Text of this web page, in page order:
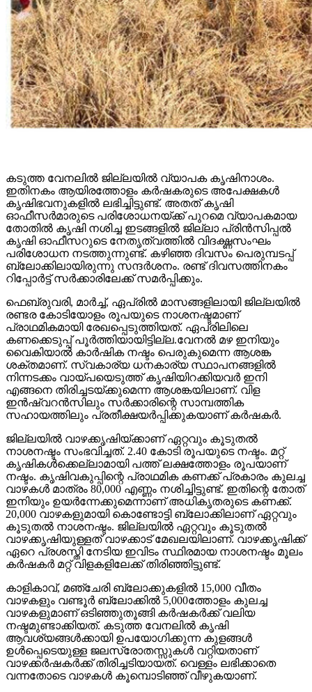
കടുത്ത വേനലിൽ ജില്ലയിൽ വ്യാപക കൃഷിനാശം.
ഇതിനകം ആയിരത്തോളം കർഷകരുടെ അപേക്ഷകൾ
കൃഷിഭവനുകളിൽ ലഭിച്ചിട്ടുണ്ട്. അതത് കൃഷി
ഓഫീസർമാരുടെ പരിശോധനയ്ക്ക് പുറമെ വ്യാപകമായ
തോതിൽ കൃഷി നശിച്ച ഇടങ്ങളിൽ ജില്ലാ പ്രിൻസിപ്പൽ
കൃഷി ഓഫീസറുടെ നേതൃത്വത്തിൽ വിദഗ്ദ്ധസംഘം
പരിശോധന നടത്തുന്നുണ്ട്. കഴിഞ്ഞ ദിവസം പെരുമ്പടപ്പ്
ബ്ലോക്കിലായിരുന്നു സന്ദർശനം. രണ്ട് ദിവസത്തിനകം
റിപ്പോർട്ട് സർക്കാരിലേക്ക് സമർപ്പിക്കും.
ഫെബ്രുവരി, മാർച്ച്, ഏപ്രിൽ മാസങ്ങളിലായി ജില്ലയിൽ
രണ്ടര കോടിയോളം രൂപയുടെ നാശനഷ്ടമാണ്
പ്രാഥമികമായി രേഖപ്പെടുത്തിയത്. ഏപ്രിലിലെ
കണക്കെടുപ്പ് പൂർത്തിയായിട്ടില്ല.വേനൽ മഴ ഇനിയും
വൈകിയാൽ കാർഷിക നഷ്ടം പെരുകുമെന്ന ആശങ്ക
ശക്തമാണ്. സ്വകാര്യ ധനകാര്യ സ്ഥാപനങ്ങളിൽ
നിന്നടക്കം വായ്പയെടുത്ത് കൃഷിയിറക്കിയവർ ഇനി
എങ്ങനെ തിരിച്ചടയ്ക്കുമെന്ന ആശങ്കയിലാണ്. വിള
ഇൻഷ്വറൻസിലും സർക്കാരിന്റെ സാമ്പത്തിക
സഹായത്തിലും പ്രതീക്ഷയർപ്പിക്കുകയാണ് കർഷകർ.
ജില്ലയിൽ വാഴക്കൃഷിയ്ക്കാണ് ഏറ്റവും കൂടുതൽ
നാശനഷ്ടം സംഭവിച്ചത്. 2.40 കോടി രൂപയുടെ നഷ്ടം. മറ്റ്
കൃഷികൾക്കെല്ലാമായി പത്ത് ലക്ഷത്തോളം രൂപയാണ്
നഷ്ടം. കൃഷിവകുപ്പിന്റെ പ്രാഥമിക കണക്ക് പ്രകാരം കുലച്ച
വാഴകൾ മാത്രം 80,000 എണ്ണം നശിച്ചിട്ടുണ്ട്. ഇതിന്റെ തോത്
ഇനിയും ഉയർന്നേക്കുമെന്നാണ് അധികൃതരുടെ കണക്ക്.
20,000 വാഴകളുമായി കൊണ്ടോട്ടി ബ്ലോക്കിലാണ് ഏറ്റവും
കൂടുതൽ നാശനഷ്ടം. ജില്ലയിൽ ഏറ്റവും കൂടുതൽ
വാഴക്കൃഷിയുള്ളത് വാഴക്കാട് മേഖലയിലാണ്. വാഴക്കൃഷിക്ക്
ഏറെ പ്രശസ്തി നേടിയ ഇവിടം സ്ഥിരമായ നാശനഷ്ടം മൂലം
കർഷകർ മറ്റ് വിളകളിലേക്ക് തിരിഞ്ഞിട്ടുണ്ട്.
കാളികാവ്, മഞ്ചേരി ബ്ലോക്കുകളിൽ 15,000 വീതം
വാഴകളും വണ്ടൂർ ബ്ലോക്കിൽ 5,000ത്തോളം കുലച്ച
വാഴകളുമാണ് ഒടിഞ്ഞുതൂങ്ങി കർഷകർക്ക് വലിയ
നഷ്ടമുണ്ടാക്കിയത്. കടുത്ത വേനലിൽ കൃഷി
ആവശ്യങ്ങൾക്കായി ഉപയോഗിക്കുന്ന കുളങ്ങൾ
ഉൾപ്പെടെയുള്ള ജലസ്രോതസ്സുകൾ വറ്റിയതാണ്
വാഴക്കർഷകർക്ക് തിരിച്ചടിയായത്. വെള്ളം ലഭിക്കാതെ
വന്നതോടെ വാഴകൾ കൂമ്പൊടിഞ്ഞ് വീഴുകയാണ്.